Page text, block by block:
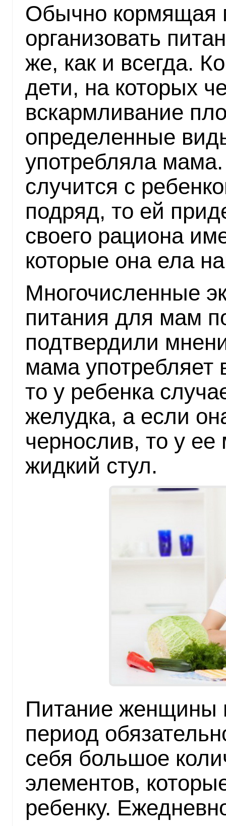
Обычно кормящая
организовать
же, как и всегда.
дети, на которых
вскармливание
определенные
употребляла
случится с
подряд, то ей
своего рациона
которые она ела
Многочисленные
питания для мам
подтвердили
мама
то у ребенка
желудка, а если
чернослив, то у
жидкий стул.
Питание женщины
период
себя большое
элементов,
ребенку.